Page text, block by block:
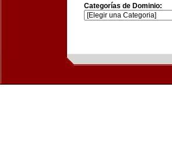
Categorías de Dominio: